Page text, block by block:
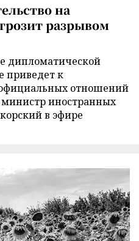
на
разрывом
дипломатической
приведет к
отношений
иностранных
в эфире